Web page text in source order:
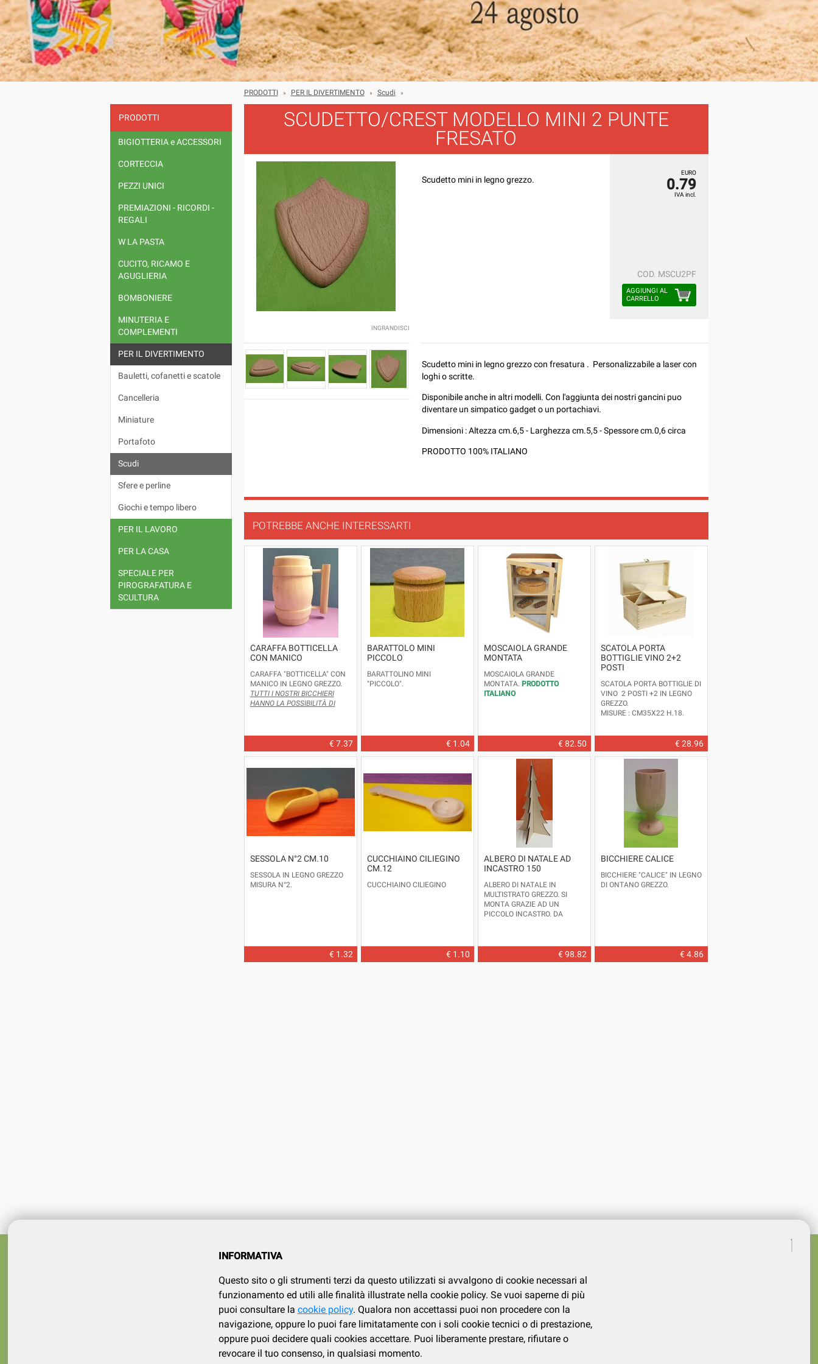
PRODOTTI
BIGIOTTERIA e ACCESSORI
CORTECCIA
PEZZI UNICI
PREMIAZIONI - RICORDI -
REGALI
W LA PASTA
CUCITO, RICAMO E
AGUGLIERIA
BOMBONIERE
MINUTERIA E
COMPLEMENTI
PER IL DIVERTIMENTO
Bauletti, cofanetti e scatole
Cancelleria
Miniature
Portafoto
Scudi
Sfere e perline
Giochi e tempo libero
PER IL LAVORO
PER LA CASA
SPECIALE PER
PIROGRAFATURA E
SCULTURA
PRODOTTI » PER IL DIVERTIMENTO » Scudi »
SCUDETTO/CREST MODELLO MINI 2 PUNTE
FRESATO
INGRANDISCI
Scudetto mini in legno grezzo.
EURO
0.79
IVA incl.
COD. MSCU2PF
AGGIUNGI AL
CARRELLO
Scudetto mini in legno grezzo con fresatura . Personalizzabile a laser con
loghi o scritte.
Disponibile anche in altri modelli. Con l'aggiunta dei nostri gancini puo
diventare un simpatico gadget o un portachiavi.
Dimensioni : Altezza cm.6,5 - Larghezza cm.5,5 - Spessore cm.0,6 circa
PRODOTTO 100% ITALIANO
POTREBBE ANCHE INTERESSARTI
CARAFFA BOTTICELLA
CON MANICO
CARAFFA "BOTTICELLA" CON
MANICO IN LEGNO GREZZO.
TUTTI I NOSTRI BICCHIERI
HANNO LA POSSIBILITÀ DI
€ 7.37
BARATTOLO MINI
PICCOLO
BARATTOLINO MINI
"PICCOLO".
€ 1.04
MOSCAIOLA GRANDE
MONTATA
MOSCAIOLA GRANDE
MONTATA. PRODOTTO
ITALIANO
€ 82.50
SCATOLA PORTA
BOTTIGLIE VINO 2+2
POSTI
SCATOLA PORTA BOTTIGLIE DI
VINO 2 POSTI +2 IN LEGNO
GREZZO.
MISURE : CM35X22 H.18.
€ 28.96
SESSOLA N°2 CM.10
SESSOLA IN LEGNO GREZZO
MISURA N°2.
€ 1.32
CUCCHIAINO CILIEGINO
CM.12
CUCCHIAINO CILIEGINO
€ 1.10
ALBERO DI NATALE AD
INCASTRO 150
ALBERO DI NATALE IN
MULTISTRATO GREZZO. SI
MONTA GRAZIE AD UN
PICCOLO INCASTRO. DA
PRODOTTO IN
ITALIA.
€ 98.82
BICCHIERE CALICE
BICCHIERE "CALICE" IN LEGNO
DI ONTANO GREZZO.
€ 4.86
SERVIZIO CLIENTI
Contatti
Privacy
Cookies policy
INFORMATIVA
Questo sito o gli strumenti terzi da questo utilizzati si avvalgono di cookie necessari al
funzionamento ed utili alle finalità illustrate nella cookie policy. Se vuoi saperne di più
puoi consultare la cookie policy. Qualora non accettassi puoi non procedere con la
navigazione, oppure lo puoi fare limitatamente con i soli cookie tecnici o di prestazione,
oppure puoi decidere quali cookies accettare. Puoi liberamente prestare, rifiutare o
revocare il tuo consenso, in qualsiasi momento.